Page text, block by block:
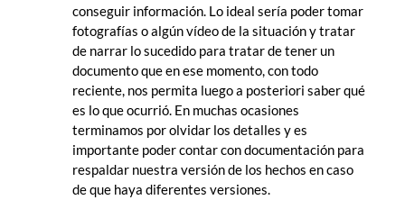
conseguir información. Lo ideal sería poder tomar
fotografías o algún vídeo de la situación y tratar
de narrar lo sucedido para tratar de tener un
documento que en ese momento, con todo
reciente, nos permita luego a posteriori saber qué
es lo que ocurrió. En muchas ocasiones
terminamos por olvidar los detalles y es
importante poder contar con documentación para
respaldar nuestra versión de los hechos en caso
de que haya diferentes versiones.